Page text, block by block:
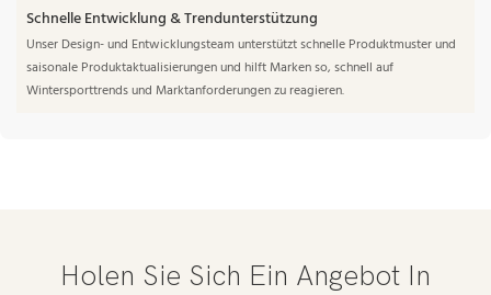
Schnelle Entwicklung & Trendunterstützung
Unser Design- und Entwicklungsteam unterstützt schnelle Produktmuster und
saisonale Produktaktualisierungen und hilft Marken so, schnell auf
Wintersporttrends und Marktanforderungen zu reagieren.
Holen Sie Sich Ein Angebot In